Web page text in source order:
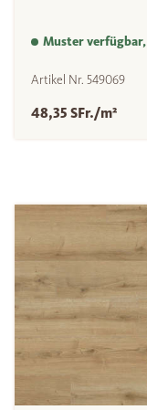
Muster verfügbar,
Artikel Nr. 549069
48,35 SFr./m²